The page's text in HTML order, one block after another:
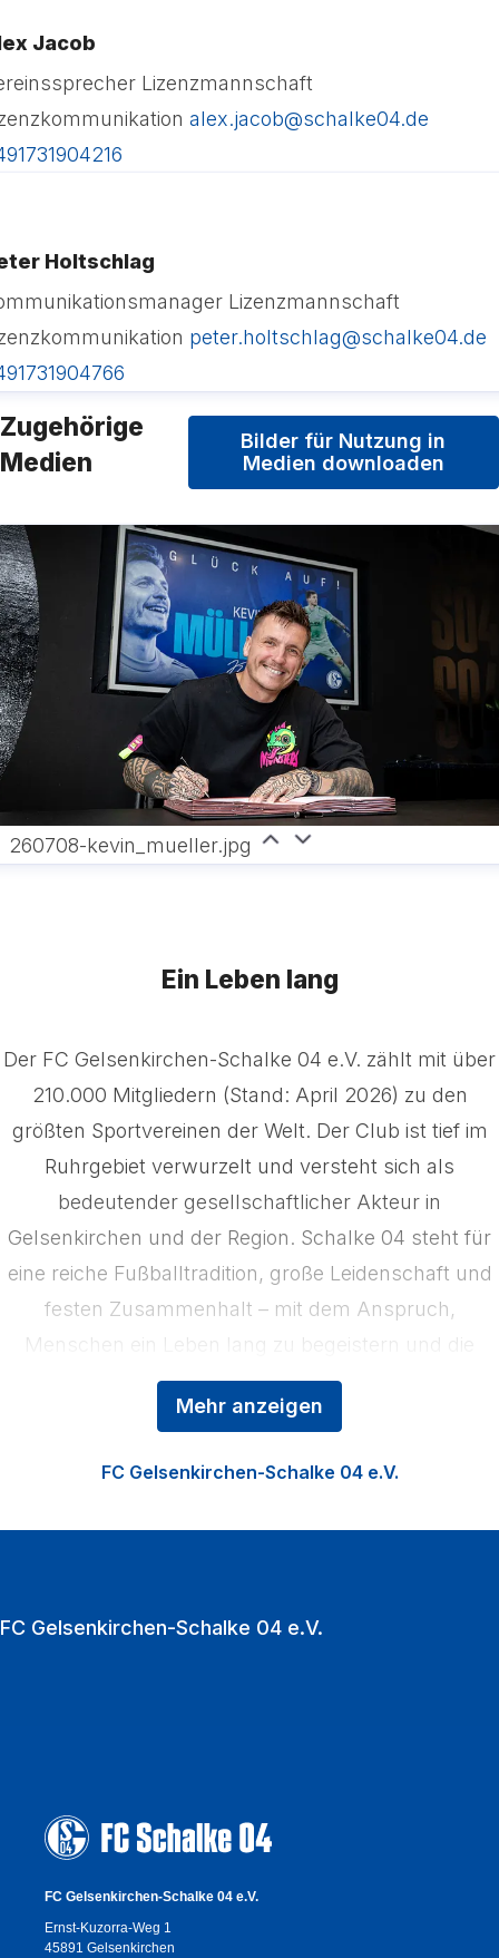
Jacob
Lizenzmannschaft
alex.jacob@schalke04.de
Holtschlag
Lizenzmannschaft
peter.holtschlag@schalke04.de
Zugehörige
Medien
Bilder für Nutzung in
Medien downloaden
260708-kevin_mueller.jpg
Ein Leben lang
Mehr anzeigen
Der FC Gelsenkirchen-Schalke 04 e.V. zählt mit über
210.000 Mitgliedern (Stand: April 2026) zu den
größten Sportvereinen der Welt. Der Club ist tief im
Ruhrgebiet verwurzelt und versteht sich als
bedeutender gesellschaftlicher Akteur in
Gelsenkirchen und der Region. Schalke 04 steht für
eine reiche Fußballtradition, große Leidenschaft und
festen Zusammenhalt – mit dem Anspruch,
Menschen ein Leben lang zu begeistern und die
Region zu stärken. Das Kerngeschäft der
Königsblauen ist der Profifußball, ergänzt durch die
FC Gelsenkirchen-Schalke 04 e.V.
FC Gelsenkirchen-Schalke 04 e.V.